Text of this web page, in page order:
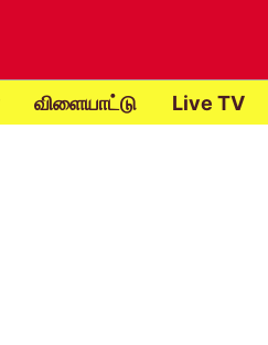
விளையாட்டு Live TV